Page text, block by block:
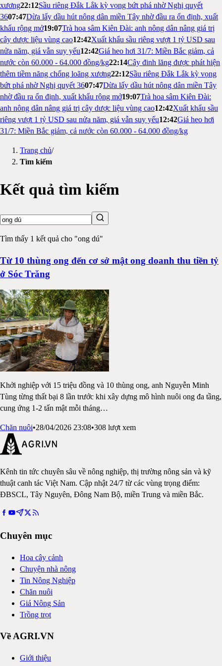
xương22:12Sầu riêng Đắk Lắk kỳ vọng bứt phá nhờ Nghị quyết
3607:47Dừa lấy dầu hút nông dân miền Tây nhờ đầu ra ổn định, xuất
khẩu rộng mở19:07Trà hoa sâm Kiên Đài: anh nông dân nâng giá trị
cây dược liệu vùng cao12:42Xuất khẩu sầu riêng vượt 1 tỷ USD sau
nửa năm, giá vẫn suy yếu12:42Giá heo hơi 31/7: Miền Bắc giảm, cả
nước còn 60.000 - 64.000 đồng/kg22:14Cây đinh lăng được phát hiện
thêm tiềm năng chống loãng xương22:12Sầu riêng Đắk Lắk kỳ vọng
bứt phá nhờ Nghị quyết 3607:47Dừa lấy dầu hút nông dân miền Tây
nhờ đầu ra ổn định, xuất khẩu rộng mở19:07Trà hoa sâm Kiên Đài:
anh nông dân nâng giá trị cây dược liệu vùng cao12:42Xuất khẩu sầu
riêng vượt 1 tỷ USD sau nửa năm, giá vẫn suy yếu12:42Giá heo hơi
31/7: Miền Bắc giảm, cả nước còn 60.000 - 64.000 đồng/kg
Trang chủ/
Tìm kiếm
Kết quả tìm kiếm
Tìm thấy 1 kết quả cho "ong dú"
Từ 10 thùng ong đến cơ sở mật ong doanh thu tiền tỷ
ở Sóc Trăng
Khởi nghiệp với 15 triệu đồng và 10 thùng ong, anh Nguyễn Minh
Tùng từng thất bại 8 lần trước khi xây dựng mô hình nuôi ong đa tầng,
cung ứng 1-2 tấn mật mỗi tháng…
Chăn nuôi•28/04/2026 23:08•308 lượt xem
Kênh tin tức chuyên sâu về nông nghiệp, thị trường nông sản và kỹ
thuật canh tác Việt Nam. Cập nhật 24/7 từ các vùng trọng điểm:
ĐBSCL, Tây Nguyên, Đông Nam Bộ, miền Trung và miền Bắc.
Chuyên mục
Hoa cây cảnh
Chuyện nhà nông
Tin Nông Nghiệp
Chăn nuôi
Giá Nông Sản
Trồng trọt
Về AGRI.VN
Giới thiệu